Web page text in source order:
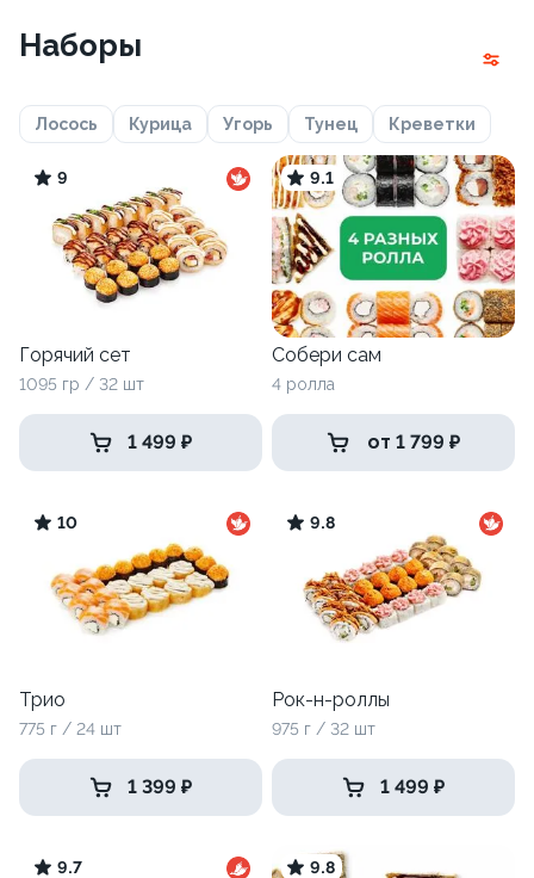
Наборы
Лосось Курица Угорь Тунец Креветки
9
Горячий сет
1095 гр / 32 шт
1 499 ₽
9.1
Собери сам
4 ролла
от 1 799 ₽
10
Трио
775 г / 24 шт
1 399 ₽
9.8
Рок-н-роллы
975 г / 32 шт
1 499 ₽
9.7 9.8